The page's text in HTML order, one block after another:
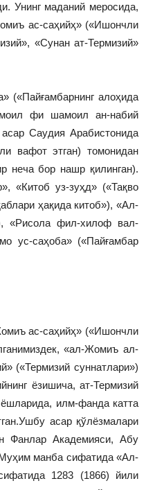
Унинг маданий меросида,
ас-саҳийҳ» («Ишончли
«Сунан ат-Термизий»
(«Пайғамбарнинг алоҳида
фи шамоил ан-набий
Саудия Арабистонида
вафот этган) томонидан
неча бор нашр қилинган).
«Китоб уз-зуҳд» («Тақво
ҳақида китоб»), «Ал-
«Рисола фил-хилоф вал-
ус-саҳоба» («Пайғамбар
ас-саҳийҳ» («Ишончли
«ал-Жомиъ ал-
(«Термизий суннатлари»)
ёзишича, ат-Термизий
илм-фанда катта
асар қўлёзмалари
Фанлар Академияси, Абу
манба сифатида «Ал-
1283 (1866) йили